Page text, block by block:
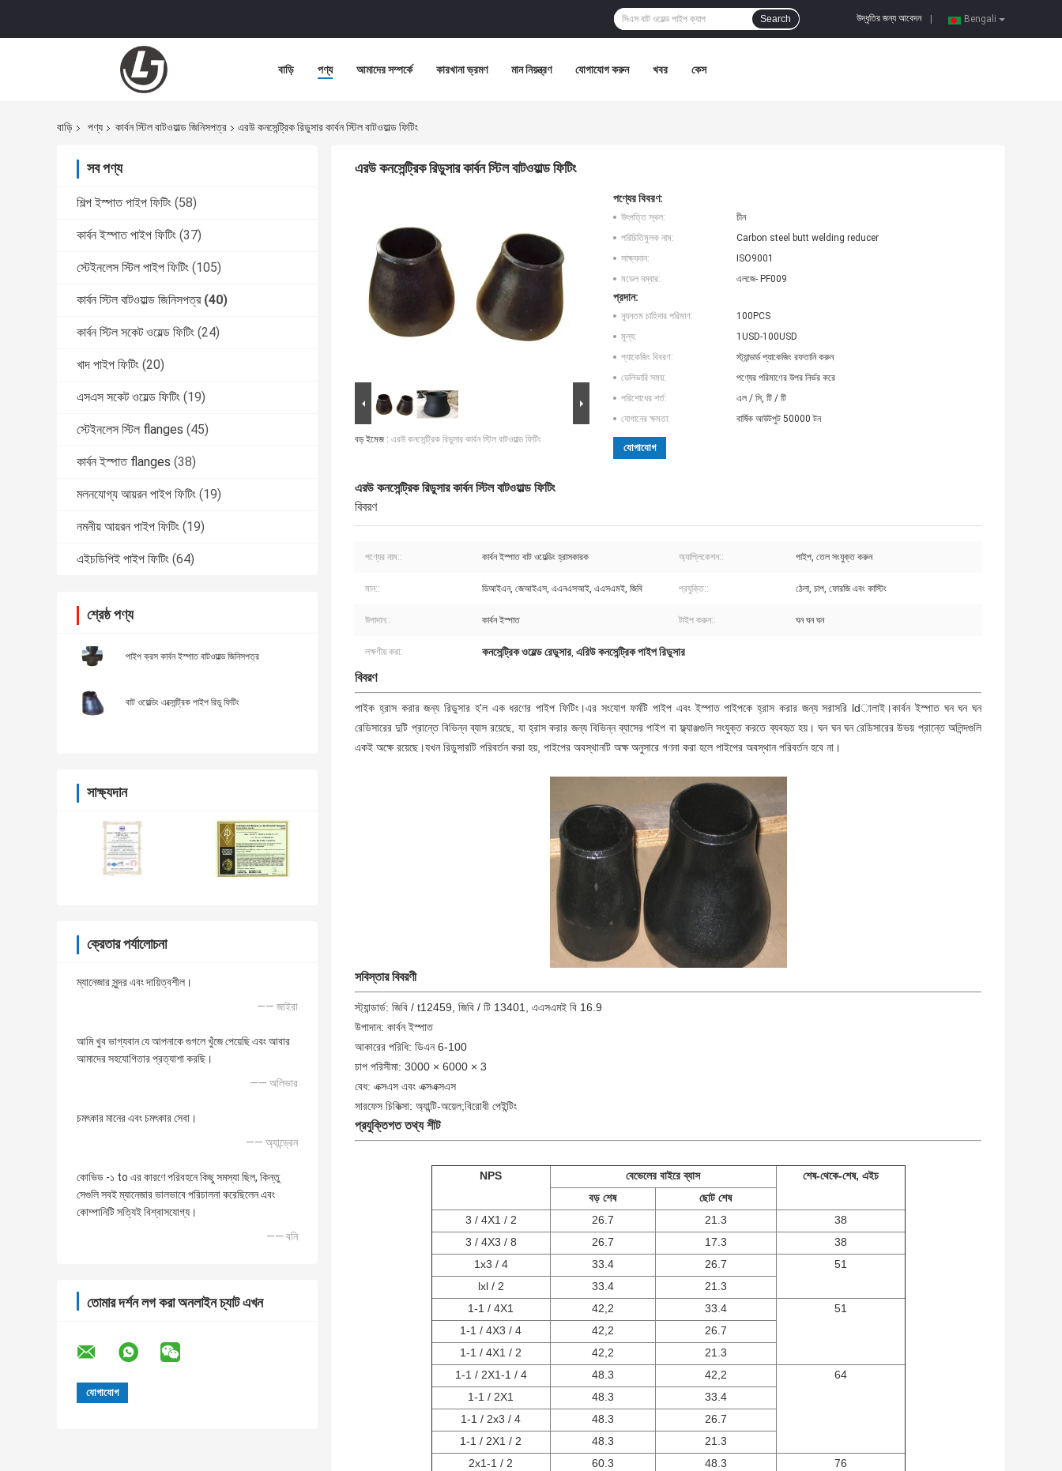
Bengali
উদ্ধৃতির জন্য আবেদন
Search
বাড়ি পণ্য আমাদের সম্পর্কে কারখানা ভ্রমণ মান নিয়ন্ত্রণ যোগাযোগ করুন খবর কেস
বাড়ি পণ্য কার্বন স্টিল বাটওয়াল্ড জিনিসপত্র এরউ কনসেন্ট্রিক রিডুসার কার্বন স্টিল বাটওয়াল্ড ফিটিং
সব পণ্য
শিল্প ইস্পাত পাইপ ফিটিং (58)
কার্বন ইস্পাত পাইপ ফিটিং (37)
স্টেইনলেস স্টিল পাইপ ফিটিং (105)
কার্বন স্টিল বাটওয়াল্ড জিনিসপত্র (40)
কার্বন স্টিল সকেট ওয়েল্ড ফিটিং (24)
খাদ পাইপ ফিটিং (20)
এসএস সকেট ওয়েল্ড ফিটিং (19)
স্টেইনলেস স্টিল flanges (45)
কার্বন ইস্পাত flanges (38)
মলনযোগ্য আয়রন পাইপ ফিটিং (19)
নমনীয় আয়রন পাইপ ফিটিং (19)
এইচডিপিই পাইপ ফিটিং (64)
শ্রেষ্ঠ পণ্য
পাইপ ক্রস কার্বন ইস্পাত বাটওয়াল্ড জিনিসপত্র
বাট ওয়েল্ডিং এক্সেন্ট্রিক পাইপ রিডু ফিটিং
সাক্ষ্যদান
ক্রেতার পর্যালোচনা
ম্যানেজার সুন্দর এবং দায়িত্বশীল।
—— জাইরা
আমি খুব ভাগ্যবান যে আপনাকে গুগলে খুঁজে পেয়েছি এবং আবার
আমাদের সহযোগিতার প্রত্যাশা করছি।
—— অলিভার
চমৎকার মানের এবং চমৎকার সেবা।
—— অ্যান্ড্রেন
কোভিড -১ to এর কারণে পরিবহনে কিছু সমস্যা ছিল, কিন্তু
সেগুলি সবই ম্যানেজার ভালভাবে পরিচালনা করেছিলেন এবং
কোম্পানিটি সত্যিই বিশ্বাসযোগ্য।
—— বনি
তোমার দর্শন লগ করা অনলাইন চ্যাট এখন
এরউ কনসেন্ট্রিক রিডুসার কার্বন স্টিল বাটওয়াল্ড ফিটিং
বড় ইমেজ : এরউ কনসেন্ট্রিক রিডুসার কার্বন স্টিল বাটওয়াল্ড ফিটিং
পণ্যের বিবরণ:
উৎপত্তি স্থল:
চীন
পরিচিতিমুলক নাম:
Carbon steel butt welding reducer
সাক্ষ্যদান:
ISO9001
মডেল নম্বার:
এলজে- PF009
প্রদান:
ন্যূনতম চাহিদার পরিমাণ:
100PCS
মূল্য:
1USD-100USD
প্যাকেজিং বিবরণ:
স্ট্যান্ডার্ড প্যাকেজিং রফতানি করুন
ডেলিভারি সময়:
পণ্যের পরিমাণের উপর নির্ভর করে
পরিশোধের শর্ত:
এল / সি, টি / টি
যোগানের ক্ষমতা:
বার্ষিক আউটপুট 50000 টন
যোগাযোগ
এরউ কনসেন্ট্রিক রিডুসার কার্বন স্টিল বাটওয়াল্ড ফিটিং
বিবরণ
পণ্যের নাম:: কার্বন ইস্পাত বাট ওয়েল্ডিং হ্রাসকারক অ্যাপ্লিকেশন:: পাইপ, তেল সংযুক্ত করুন
মান:: ডিআইএন, জেআইএস, এএনএসআই, এএসএমই, জিবি প্রযুক্তি:: ঠেলা, চাপ, ফোরজি এবং কাস্টিং
উপাদান:: কার্বন ইস্পাত টাইপ করুন:: ঘন ঘন ঘন
লক্ষণীয় করা: কনসেন্ট্রিক ওয়েল্ড রেডুসার, এরিউ কনসেন্ট্রিক পাইপ রিডুসার
বিবরণ
পাইক হ্রাস করার জন্য রিডুসার হ'ল এক ধরণের পাইপ ফিটিং।এর সংযোগ ফর্মটি পাইপ এবং ইস্পাত পাইপকে হ্রাস করার জন্য সরাসরি ldালাই।কার্বন ইস্পাত ঘন ঘন ঘন
রেডিসারের দুটি প্রান্তে বিভিন্ন ব্যাস রয়েছে, যা হ্রাস করার জন্য বিভিন্ন ব্যাসের পাইপ বা ফ্ল্যাঞ্জগুলি সংযুক্ত করতে ব্যবহৃত হয়।ঘন ঘন ঘন রেডিসারের উভয় প্রান্তে অলিন্দগুলি
একই অক্ষে রয়েছে।যখন রিডুসারটি পরিবর্তন করা হয়, পাইপের অবস্থানটি অক্ষ অনুসারে গণনা করা হলে পাইপের অবস্থান পরিবর্তন হবে না।
সবিস্তার বিবরণী
স্ট্যান্ডার্ড: জিবি / t12459, জিবি / টি 13401, এএসএমই বি 16.9
উপাদান: কার্বন ইস্পাত
আকারের পরিধি: ডিএন 6-100
চাপ পরিসীমা: 3000 × 6000 × 3
বেধ: এক্সএস এবং এক্সএক্সএস
সারফেস চিকিত্সা: অ্যান্টি-অয়েল;বিরোধী পেইন্টিং
প্রযুক্তিগত তথ্য শীট
NPS বেভেলের বাইরে ব্যাস
শেষ-থেকে-শেষ, এইচ
বড় শেষ
ছোট শেষ
3 / 4X1 / 2
26.7 21.3
38
3 / 4X3 / 8
26.7 17.3
38
1x3 / 4
33.4 26.7
51
lxl / 2
33.4
21.3
1-1 / 4X1
42,2 33.4
51
1-1 / 4X3 / 4
42,2
26.7
1-1 / 4X1 / 2
42,2
21.3
1-1 / 2X1-1 / 4
48.3 42,2
64
1-1 / 2X1
48.3
33.4
1-1 / 2x3 / 4
48.3
26.7
1-1 / 2X1 / 2
48.3
21.3
2x1-1 / 2
60.3 48.3
76